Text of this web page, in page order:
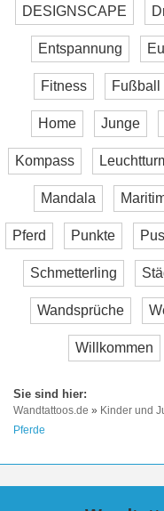
DESIGNSCAPE
Entspannung
Fitness Fußball
Home Junge
Kompass
Mandala
Pferd Punkte
Schmetterling
Wandsprüche
Willkommen
Wandtattoos.de » Kinder und
Pferde